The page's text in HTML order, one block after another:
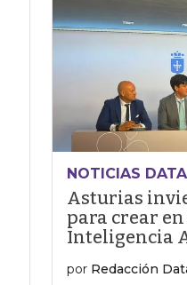
NOTICIAS
Asturias
para crear en
Inteligencia
por Redacción